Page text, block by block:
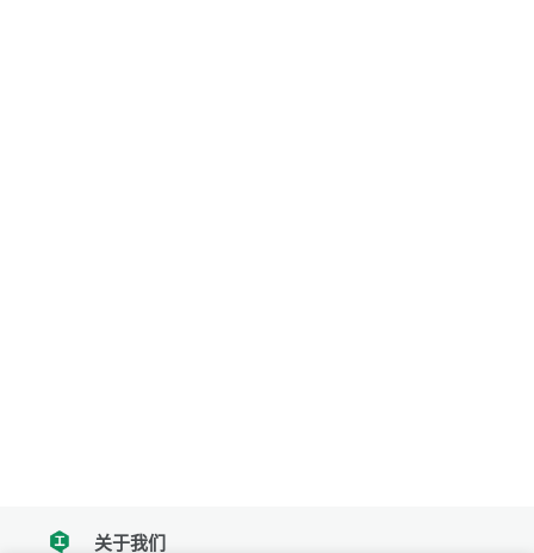
tencent关于我们